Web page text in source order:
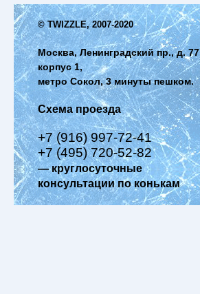
© TWIZZLE, 2007-2020
Москва, Ленинградский пр., д. 77
корпус 1,
метро Сокол, 3 минуты пешком.
Схема проезда
+7 (916) 997-72-41
+7 (495) 720-52-82
— круглосуточные
консультации по конькам